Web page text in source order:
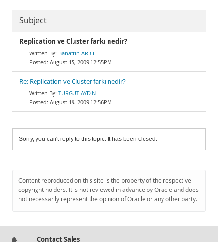
Subject
Replication ve Cluster farkı nedir?
Bahattin ARICI
August 15, 2009 12:55PM
Re: Replication ve Cluster farkı nedir?
TURGUT AYDIN
August 19, 2009 12:56PM
Sorry, you can't reply to this topic. It has been closed.
Content reproduced on this site is the property of the respective
copyright holders. It is not reviewed in advance by Oracle and does
not necessarily represent the opinion of Oracle or any other party.
Contact Sales